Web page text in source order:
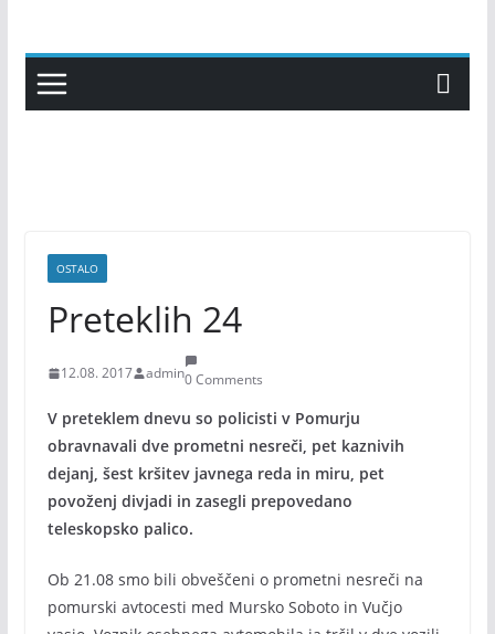
content
OSTALO
Preteklih 24
12.08. 2017 admin0 Comments
V preteklem dnevu so policisti v Pomurju
obravnavali dve prometni nesreči, pet kaznivih
dejanj, šest kršitev javnega reda in miru, pet
povoženj divjadi in zasegli prepovedano
teleskopsko palico.
Ob 21.08 smo bili obveščeni o prometni nesreči na
pomurski avtocesti med Mursko Soboto in Vučjo